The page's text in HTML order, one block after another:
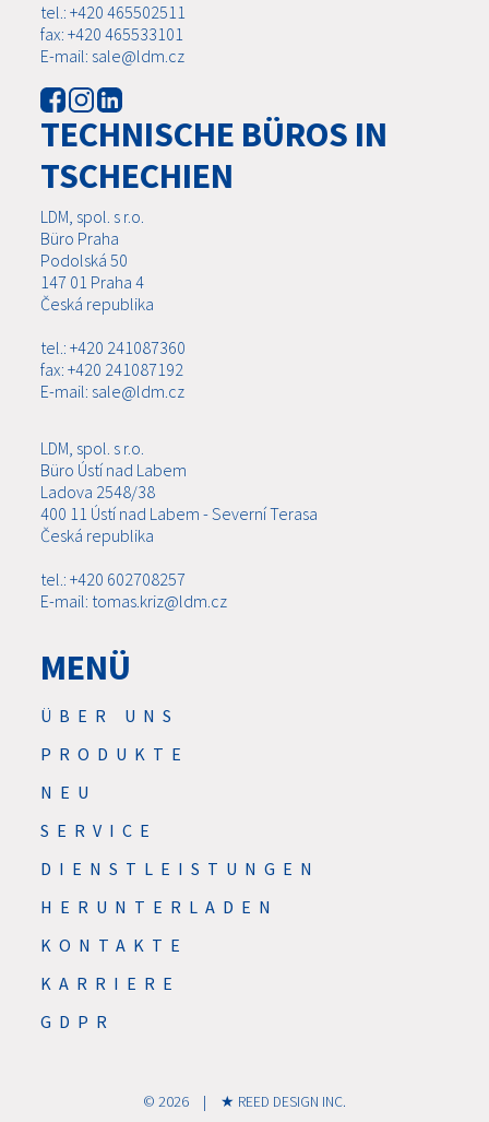
tel.: +420 465502511
fax: +420 465533101
E-mail: sale@ldm.cz
TECHNISCHE BÜROS IN
TSCHECHIEN
LDM, spol. s r.o.
Büro Praha
Podolská 50
147 01 Praha 4
Česká republika
tel.: +420 241087360
fax: +420 241087192
E-mail: sale@ldm.cz
LDM, spol. s r.o.
Büro Ústí nad Labem
Ladova 2548/38
400 11 Ústí nad Labem - Severní Terasa
Česká republika
tel.: +420 602708257
E-mail: tomas.kriz@ldm.cz
MENÜ
ÜBER UNS
PRODUKTE
NEU
SERVICE
DIENSTLEISTUNGEN
HERUNTERLADEN
KONTAKTE
KARRIERE
GDPR
© 2026 | ★ REED DESIGN INC.